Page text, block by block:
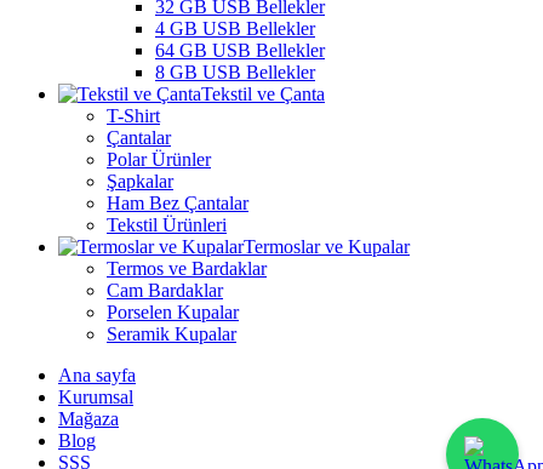
32 GB USB Bellekler
4 GB USB Bellekler
64 GB USB Bellekler
8 GB USB Bellekler
Tekstil ve Çanta
T-Shirt
Çantalar
Polar Ürünler
Şapkalar
Ham Bez Çantalar
Tekstil Ürünleri
Termoslar ve Kupalar
Termos ve Bardaklar
Cam Bardaklar
Porselen Kupalar
Seramik Kupalar
Ana sayfa
Kurumsal
Mağaza
Blog
SSS